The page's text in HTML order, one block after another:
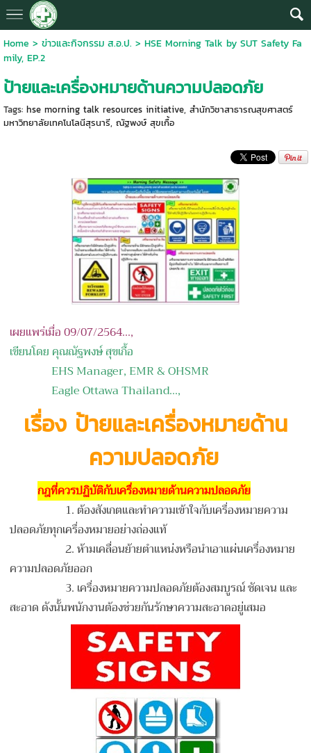
Home > ข่าวและกิจกรรม ส.อ.ป. > HSE Morning Talk by SUT Safety Fa
mily, EP.2
ป้ายและเครื่องหมายด้านความปลอดภัย
Tags: hse morning talk resources initiative, สำนักวิชาสาธารณสุขศาสตร์
มหาวิทยาลัยเทคโนโลนีสุรนารี, ณัฐพงษ์ สุขเกื้อ
เผยแพร่เมื่อ 09/07/2564...,
เขียนโดย คุณณัฐพงษ์ สุขเกื้อ
EHS Manager, EMR & OHSMR
Eagle Ottawa Thailand...,
เรื่อง ป้ายและเครื่องหมายด้าน
ความปลอดภัย
กฎที่ควรปฏิบัติกับเครื่องหมายด้านความปลอดภัย
1. ต้องสังเกตและทำความเข้าใจกับเครื่องหมายความ
ปลอดภัยทุกเครื่องหมายอย่างถ่องแท้
2. ห้ามเคลื่อนย้ายตำแหน่งหรือนำเอาแผ่นเครื่องหมาย
ความปลอดภัยออก
3. เครื่องหมายความปลอดภัยต้องสมบูรณ์ ชัดเจน และ
สะอาด ดังนั้นพนักงานต้องช่วยกันรักษาความสะอาดอยู่เสมอ